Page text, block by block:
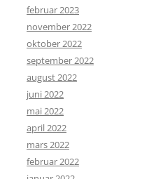
februar 2023
november 2022
oktober 2022
september 2022
august 2022
juni 2022
mai 2022
april 2022
mars 2022
februar 2022